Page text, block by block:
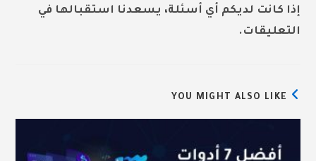
إذا كانت لديكم أي أسئلة، يسعدنا استقبالها في
التعليقات.
YOU MIGHT ALSO LIKE